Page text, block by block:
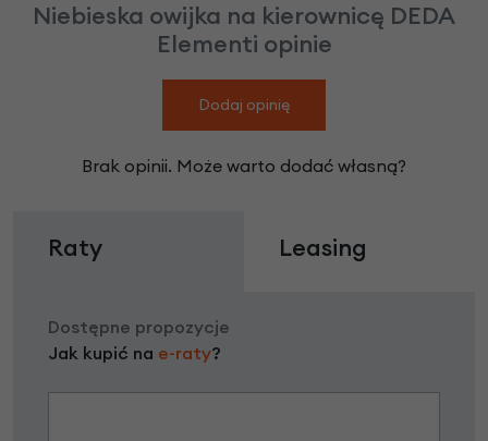
Niebieska owijka na kierownicę DEDA
Elementi opinie
Dodaj opinię
Brak opinii. Może warto dodać własną?
Raty Leasing
Dostępne propozycje
Jak kupić na e-raty?